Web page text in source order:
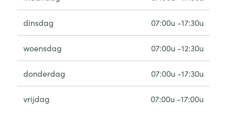
dinsdag 07:00u -17:30u
woensdag 07:00u -12:30u
donderdag 07:00u -17:30u
vrijdag 07:00u -17:00u